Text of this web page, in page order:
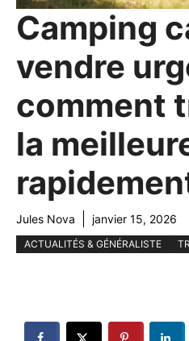
Camping
vendre
comment
la
Jules Nova janvier 15, 2026
ACTUALITÉS & GÉNÉRALISTE